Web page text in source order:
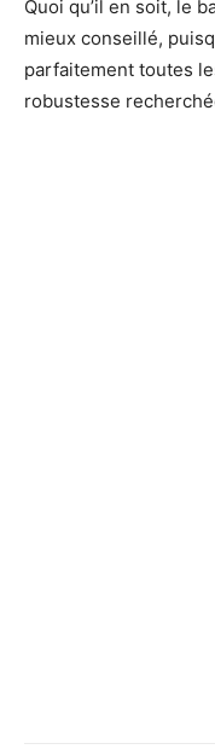
Quoi qu’il en soit, le
mieux conseillé,
parfaitement toutes
robustesse